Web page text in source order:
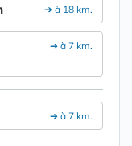
➔ à 18 km.
➔ à 7 km.
➔ à 7 km.